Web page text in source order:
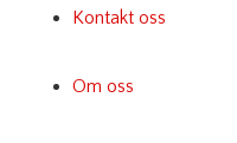
Kontakt oss
Om oss